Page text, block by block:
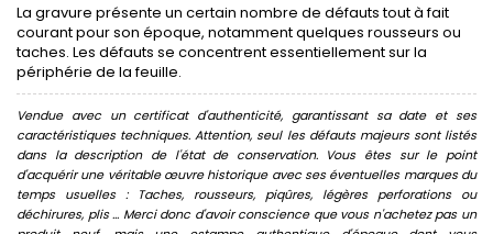
La gravure présente un certain nombre de défauts tout à fait
courant pour son époque, notamment quelques rousseurs ou
taches. Les défauts se concentrent essentiellement sur la
périphérie de la feuille.
Vendue avec un certificat d'authenticité, garantissant sa date et ses
caractéristiques techniques. Attention, seul les défauts majeurs sont listés
dans la description de l'état de conservation. Vous êtes sur le point
d'acquérir une véritable œuvre historique avec ses éventuelles marques du
temps usuelles : Taches, rousseurs, piqûres, légères perforations ou
déchirures, plis ... Merci donc d'avoir conscience que vous n'achetez pas un